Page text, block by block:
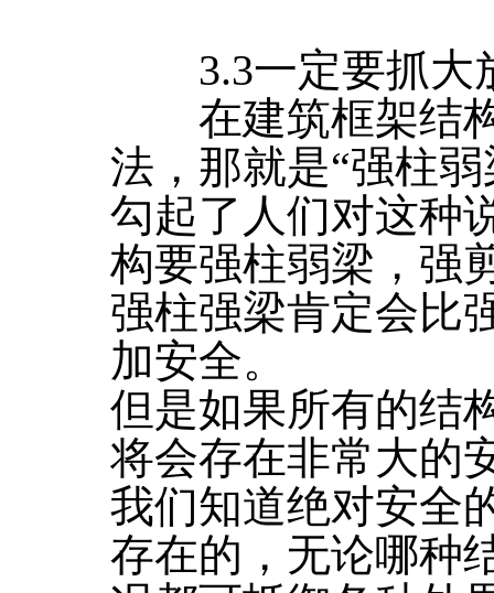
3.3一定要抓大
在建筑框架结构
法，那就是“强柱
勾起了人们对这种
构要强柱弱梁，强
强柱强梁肯定会比
加安全。
但是如果所有的结
将会存在非常大的
我们知道绝对安全
存在的，无论哪种